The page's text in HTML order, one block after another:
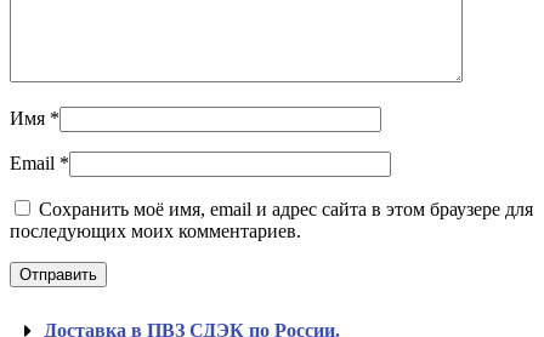
Имя *
Email *
Сохранить моё имя, email и адрес сайта в этом браузере для
последующих моих комментариев.
Доставка в ПВЗ СДЭК по России.